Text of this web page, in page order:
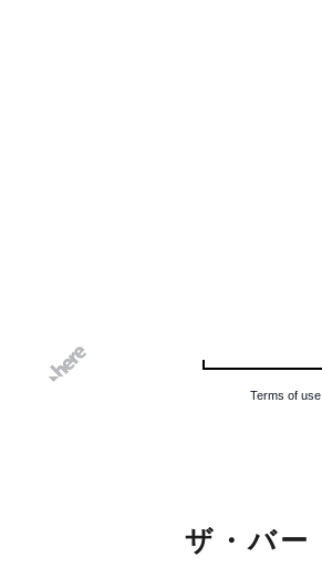
Terms of use
ザ・バー